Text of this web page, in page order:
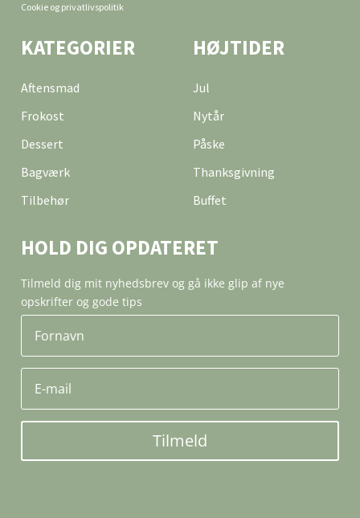
Cookie og privatlivspolitik
KATEGORIER
Aftensmad
Frokost
Dessert
Bagværk
Tilbehør
HØJTIDER
Jul
Nytår
Påske
Thanksgivning
Buffet
HOLD DIG OPDATERET
Tilmeld dig mit nyhedsbrev og gå ikke glip af nye
opskrifter og gode tips
Tilmeld